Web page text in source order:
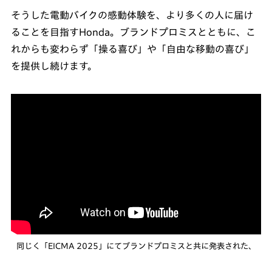
そうした電動バイクの感動体験を、より多くの人に届け
ることを目指すHonda。ブランドプロミスとともに、こ
れからも変わらず「操る喜び」や「自由な移動の喜び」
を提供し続けます。
同じく「EICMA 2025」にてブランドプロミスと共に発表された、